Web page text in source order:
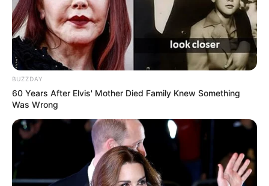
BUZZDAY
60 Years After Elvis' Mother Died Family Knew Something
Was Wrong